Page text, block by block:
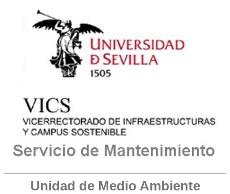
Unidad de Medio Ambiente